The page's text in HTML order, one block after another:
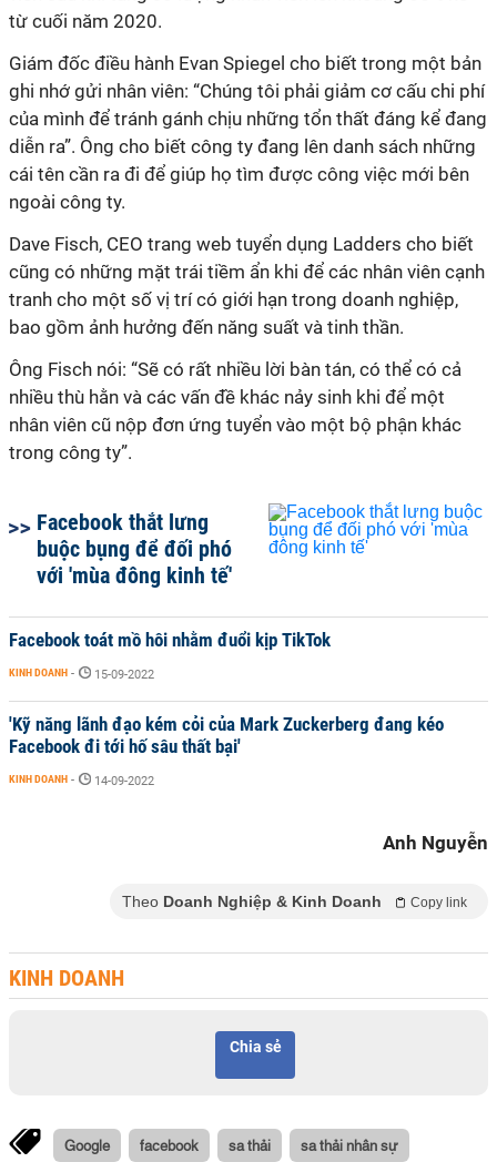
từ cuối năm 2020.
Giám đốc điều hành Evan Spiegel cho biết trong một bản
ghi nhớ gửi nhân viên: “Chúng tôi phải giảm cơ cấu chi phí
của mình để tránh gánh chịu những tổn thất đáng kể đang
diễn ra”. Ông cho biết công ty đang lên danh sách những
cái tên cần ra đi để giúp họ tìm được công việc mới bên
ngoài công ty.
Dave Fisch, CEO trang web tuyển dụng Ladders cho biết
cũng có những mặt trái tiềm ẩn khi để các nhân viên cạnh
tranh cho một số vị trí có giới hạn trong doanh nghiệp,
bao gồm ảnh hưởng đến năng suất và tinh thần.
Ông Fisch nói: “Sẽ có rất nhiều lời bàn tán, có thể có cả
nhiều thù hằn và các vấn đề khác nảy sinh khi để một
nhân viên cũ nộp đơn ứng tuyển vào một bộ phận khác
trong công ty”.
Facebook thắt lưng
buộc bụng để đối phó
với 'mùa đông kinh tế'
Facebook toát mồ hôi nhằm đuổi kịp TikTok
KINH DOANH - 15-09-2022
'Kỹ năng lãnh đạo kém cỏi của Mark Zuckerberg đang kéo
Facebook đi tới hố sâu thất bại'
KINH DOANH - 14-09-2022
Anh Nguyễn
Theo Doanh Nghiệp & Kinh Doanh Copy link
KINH DOANH
Chia sẻ
Google facebook sa thải sa thải nhân sự